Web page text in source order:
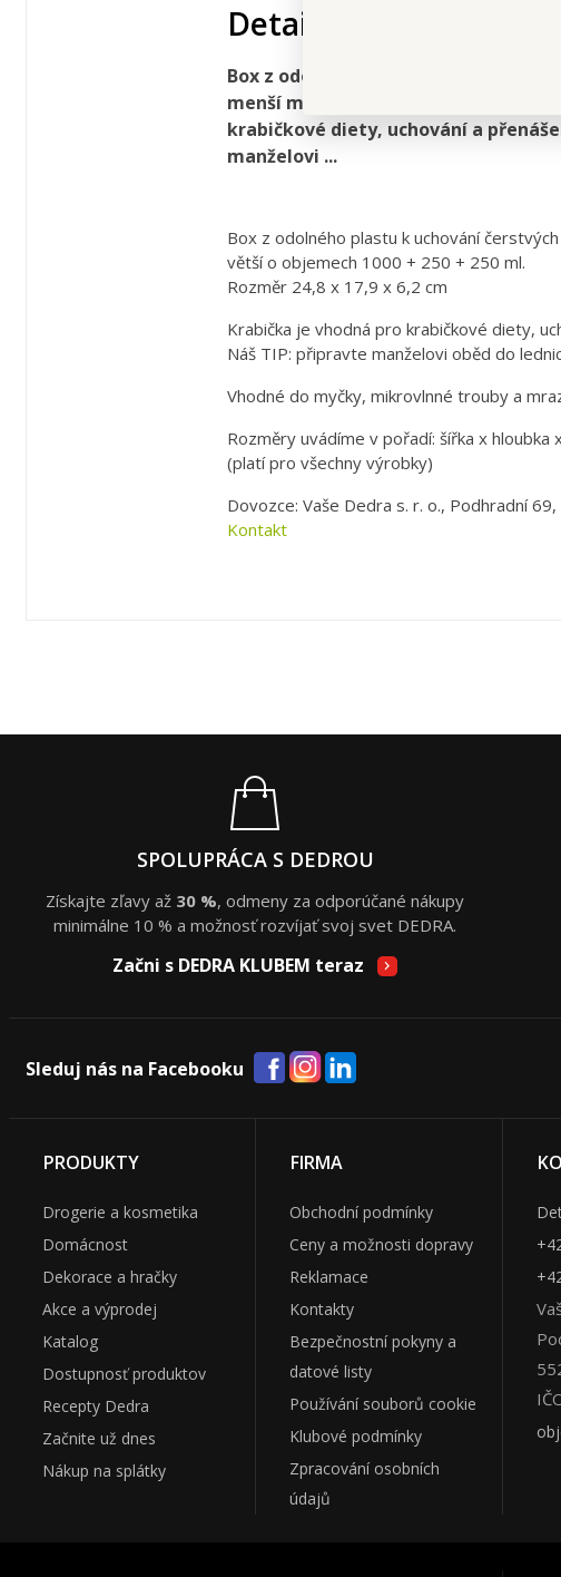
Detailný popis
Box z odolného plastu k uchování
menší misky a jednu větší o
krabičkové diety, uchování a
manželovi ...
Box z odolného plastu k uchování
větší o objemech 1000 + 250 + 250 ml.
Rozměr 24,8 x 17,9 x 6,2 cm
Krabička je vhodná pro krabičkové diety,
Náš TIP: připravte manželovi oběd do
Vhodné do myčky, mikrovlnné trouby a
Rozměry uvádíme v pořadí: šířka x hloubka
(platí pro všechny výrobky)
Dovozce: Vaše Dedra s. r. o., Podhradní 69,
Kontakt
SPOLUPRÁCA S DEDROU
Získajte zľavy až 30 %, odmeny za odporúčané nákupy
minimálne 10 % a možnosť rozvíjať svoj svet DEDRA.
Začni s DEDRA KLUBEM teraz
Sleduj nás na Facebooku
PRODUKTY
Drogerie a kosmetika
Domácnost
Dekorace a hračky
Akce a výprodej
Katalog
Dostupnosť produktov
Recepty Dedra
Začnite už dnes
Nákup na splátky
FIRMA
Obchodní podmínky
Ceny a možnosti dopravy
Reklamace
Kontakty
Bezpečnostní pokyny a
datové listy
Používání souborů cookie
Klubové podmínky
Zpracování osobních
údajů